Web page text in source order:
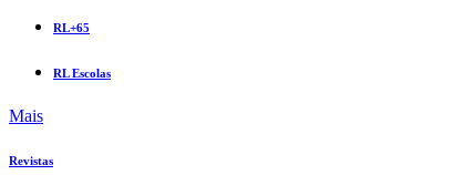
RL+65
RL Escolas
Mais
Revistas